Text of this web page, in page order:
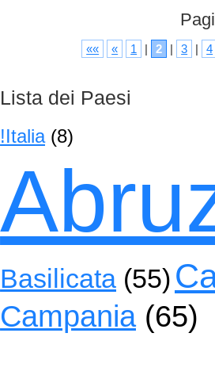
«« « 1 | 2 | 3 | 4
Lista dei Paesi
!Italia(8)
Basilicata(55)
Campania(65)